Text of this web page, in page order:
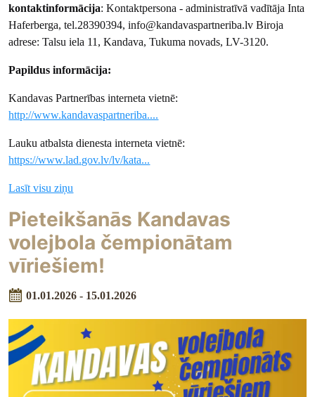
kontaktinformācija: Kontaktpersona - administratīvā vadītāja Inta
Haferberga, tel.28390394, info@kandavaspartneriba.lv Biroja
adrese: Talsu iela 11, Kandava, Tukuma novads, LV-3120.
Papildus informācija:
Kandavas Partnerības interneta vietnē:
http://www.kandavaspartneriba....
Lauku atbalsta dienesta interneta vietnē:
https://www.lad.gov.lv/lv/kata...
Lasīt visu ziņu
Pieteikšanās Kandavas
volejbola čempionātam
vīriešiem!
01.01.2026 - 15.01.2026